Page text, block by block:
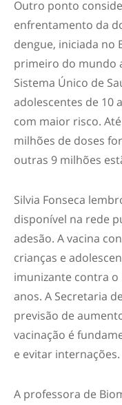
Outro ponto
enfrentamento da
dengue, iniciada no
primeiro do mundo
Sistema Único de
adolescentes de 10
com maior risco.
milhões de doses
outras 9 milhões
Silvia Fonseca
disponível na rede
adesão. A vacina
crianças e
imunizante contra o
anos. A Secretaria
previsão de
vacinação é
e evitar internações.
A professora de